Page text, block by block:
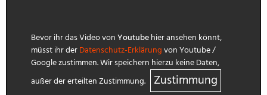
Bevor ihr das Video vonYoutubehier ansehen könnt,
müsst ihr derDatenschutz-Erklärungvon Youtube /
Google zustimmen. Wir speichern hierzu keine Daten,
außer der erteilten Zustimmung.
Zustimmung